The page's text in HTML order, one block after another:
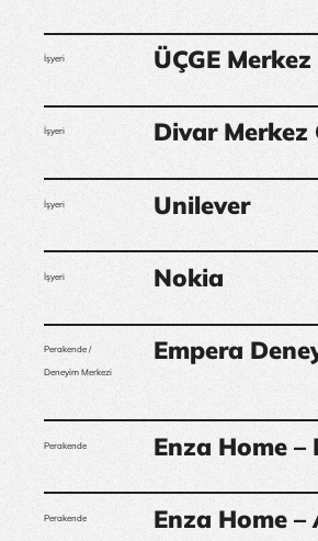
İşyeri ÜÇGE
İşyeri Divar Merkez
İşyeri Unilever
İşyeri Nokia
Perakende /
Deneyim Merkezi
Empera
Perakende Enza Home –
Perakende Enza Home –